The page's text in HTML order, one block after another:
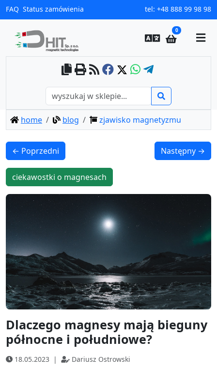
FAQ Status zamówienia tel: +48 888 99 98 98
0
home blog zjawisko magnetyzmu
← Poprzedni Następny →
ciekawostki o magnesach
Dlaczego magnesy mają bieguny
północne i południowe?
18.05.2023 | Dariusz Ostrowski